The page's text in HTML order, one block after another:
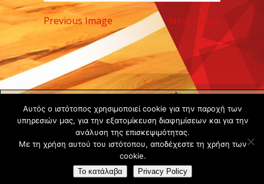
Previous Image Next Image
Copyright ©
2020 -
Gsperamatosermis.gr
All rights
reserved. -
Χρήσης
Αυτός ο ιστότοπος χρησιμοποιεί cookie για την παροχή των
υπηρεσιών μας, για την εξατομίκευση διαφημίσεων και για την
ανάλυση της επισκεψιμότητας.
Με τη χρήση αυτού του ιστότοπου, αποδέχεστε τη χρήση των
cookie.
Το κατάλαβα Privacy Policy